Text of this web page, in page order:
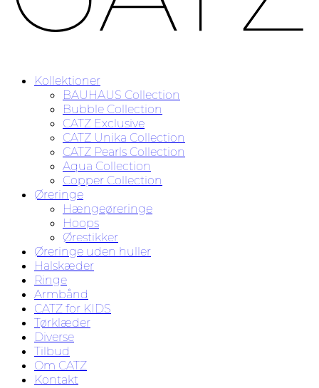
Kollektioner
BAUHAUS Collection
Bubble Collection
CATZ Exclusive
CATZ Unika Collection
CATZ Pearls Collection
Aqua Collection
Copper Collection
Øreringe
Hængeøreringe
Hoops
Ørestikker
Øreringe uden huller
Halskæder
Ringe
Armbånd
CATZ for KIDS
Tørklæder
Diverse
Tilbud
Om CATZ
Kontakt